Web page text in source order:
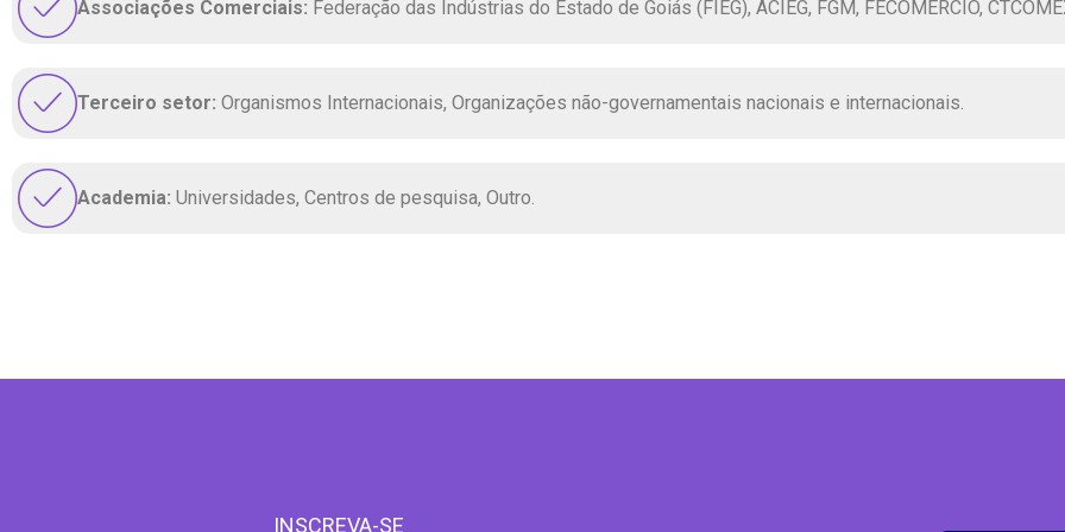
Associações Comerciais: Federação das Indústrias do Estado de Goiás (FIEG), ACIEG, FGM, FECOMERCIO,
Terceiro setor: Organismos Internacionais, Organizações não-governamentais nacionais e internacionais.
Academia: Universidades, Centros de pesquisa, Outro.
INSCREVA-SE